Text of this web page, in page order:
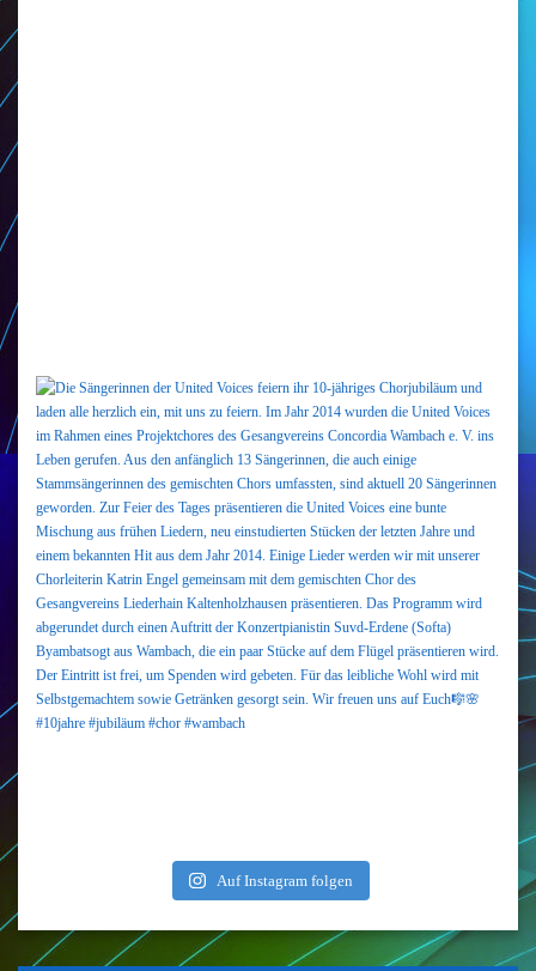
Auf Instagram folgen